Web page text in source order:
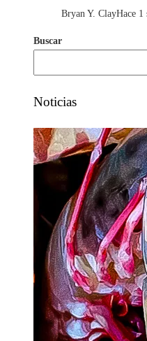
Bryan Y. ClayHace 1
Buscar
Noticias